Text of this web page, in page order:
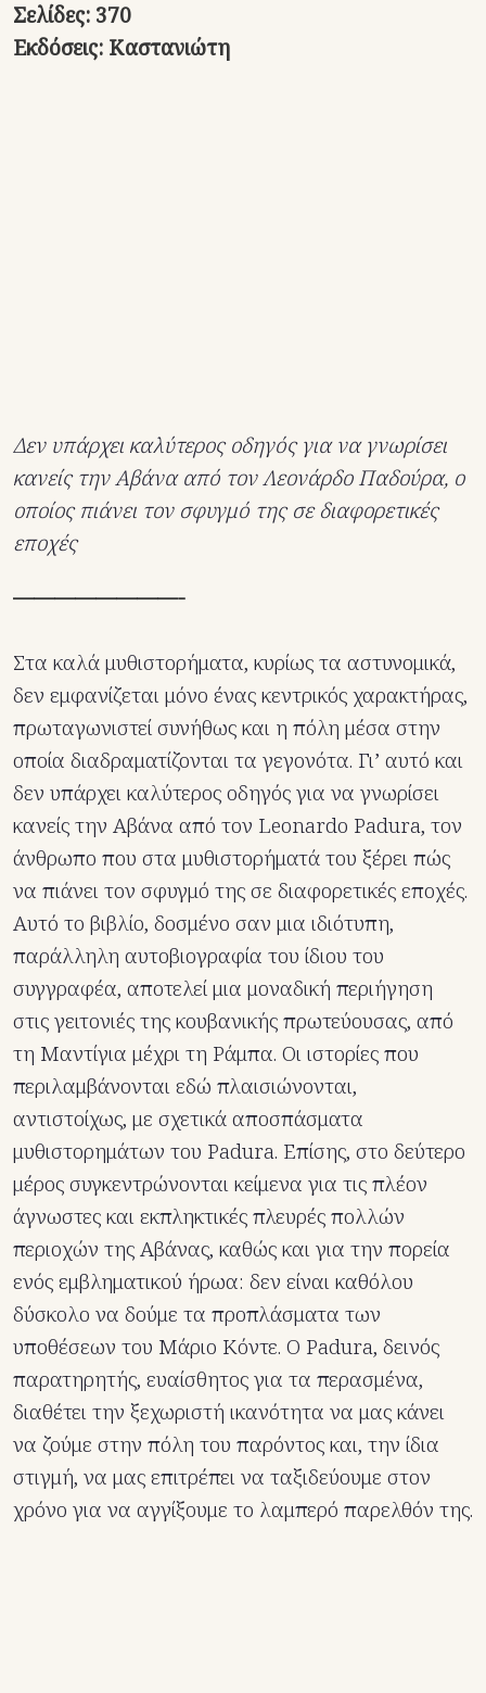
Σελίδες: 370
Εκδόσεις: Καστανιώτη
Δεν υπάρχει καλύτερος οδηγός για να γνωρίσει
κανείς την Αβάνα από τον Λεονάρδο Παδούρα, ο
οποίος πιάνει τον σφυγμό της σε διαφορετικές
εποχές
————————-
Στα καλά μυθιστορήματα, κυρίως τα αστυνομικά,
δεν εμφανίζεται μόνο ένας κεντρικός χαρακτήρας,
πρωταγωνιστεί συνήθως και η πόλη μέσα στην
οποία διαδραματίζονται τα γεγονότα. Γι’ αυτό και
δεν υπάρχει καλύτερος οδηγός για να γνωρίσει
κανείς την Αβάνα από τον Leonardo Padura, τον
άνθρωπο που στα μυθιστορήματά του ξέρει πώς
να πιάνει τον σφυγμό της σε διαφορετικές εποχές.
Αυτό το βιβλίο, δοσμένο σαν μια ιδιότυπη,
παράλληλη αυτοβιογραφία του ίδιου του
συγγραφέα, αποτελεί μια μοναδική περιήγηση
στις γειτονιές της κουβανικής πρωτεύουσας, από
τη Μαντίγια μέχρι τη Ράμπα. Οι ιστορίες που
περιλαμβάνονται εδώ πλαισιώνονται,
αντιστοίχως, με σχετικά αποσπάσματα
μυθιστορημάτων του Padura. Επίσης, στο δεύτερο
μέρος συγκεντρώνονται κείμενα για τις πλέον
άγνωστες και εκπληκτικές πλευρές πολλών
περιοχών της Αβάνας, καθώς και για την πορεία
ενός εμβληματικού ήρωα: δεν είναι καθόλου
δύσκολο να δούμε τα προπλάσματα των
υποθέσεων του Μάριο Κόντε. Ο Padura, δεινός
παρατηρητής, ευαίσθητος για τα περασμένα,
διαθέτει την ξεχωριστή ικανότητα να μας κάνει
να ζούμε στην πόλη του παρόντος και, την ίδια
στιγμή, να μας επιτρέπει να ταξιδεύουμε στον
χρόνο για να αγγίξουμε το λαμπερό παρελθόν της.